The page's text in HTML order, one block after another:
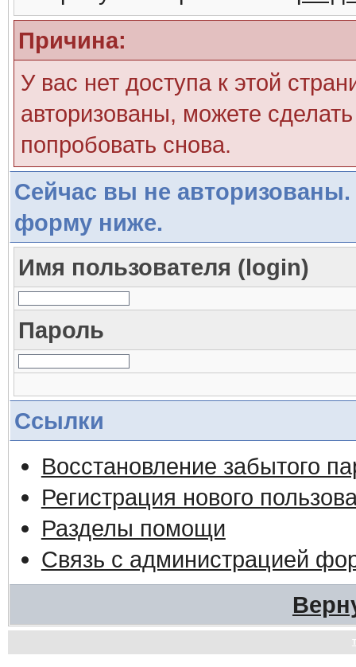
Причина:
У вас нет доступа к этой
авторизованы, можете
попробовать снова.
Сейчас вы не авторизованы.
форму ниже.
Имя пользователя (login)
Пароль
Ссылки
Восстановление забытого
Регистрация нового
Разделы помощи
Связь с администрацией